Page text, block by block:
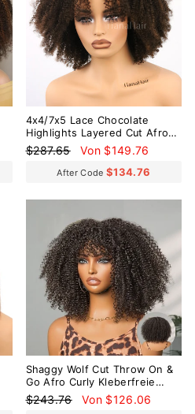
4x4/7x5 Lace Chocolate
Highlights Layered Cut Afro
Kinky Curly Pre-Everyhthing
Wear Go Glueless Wig
Normaler
$287.65 Sonderpreis
Von $149.76
After Code $134.76
Shaggy Wolf Cut Throw On &
Go Afro Curly Kleberfreie
kurze lockige Perücke mit
Pony
Normaler
$243.76 Sonderpreis
Von $126.06